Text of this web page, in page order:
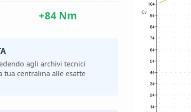
+84 Nm
agli archivi tecnici
tua centralina alle esatte